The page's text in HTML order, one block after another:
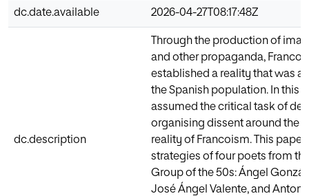
dc.date.available 2026-04-27T08:17:48Z
dc.description
Through the production of
and other propaganda,
established a reality that was
the Spanish population. In this
assumed the critical task of
organising dissent around the
reality of Francoism. This
strategies of four poets from
Group of the 50s: Ángel
José Ángel Valente, and